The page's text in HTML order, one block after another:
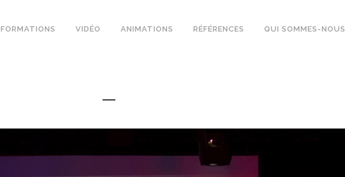
FORMATIONS VIDÉO ANIMATIONS RÉFÉRENCES QUI SOMMES-NOUS